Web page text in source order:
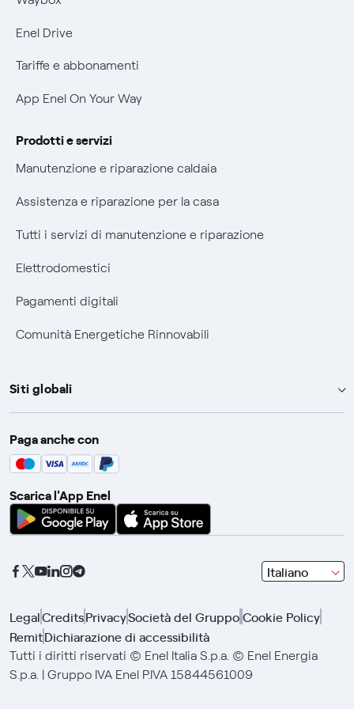
Phishing e truffe online
Verifica chi ti ha chiamato
Agevolazione utenti con disabilità per offerte Fibra
Enel Drive
Tariffe e abbonamenti
App Enel On Your Way
Prodotti e servizi
Manutenzione e riparazione caldaia
Assistenza e riparazione per la casa
Tutti i servizi di manutenzione e riparazione
Elettrodomestici
Pagamenti digitali
Comunità Energetiche Rinnovabili
Siti globali
Enel Group
Enel Green Power
Global Procurement
Gridspertise
Paga anche con
Scarica l'App Enel
Italiano
seleziona
una
con
frecce
LegalCreditsPrivacySocietà del GruppoCookie Policy
RemitDichiarazione di accessibilità
Tutti i diritti riservati © Enel Italia S.p.a. © Enel Energia
S.p.a. | Gruppo IVA Enel P.IVA 15844561009